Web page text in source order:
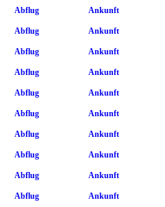
Abflug Ankunft
Abflug Ankunft
Abflug Ankunft
Abflug Ankunft
Abflug Ankunft
Abflug Ankunft
Abflug Ankunft
Abflug Ankunft
Abflug Ankunft
Abflug Ankunft